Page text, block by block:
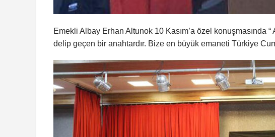
Emekli Albay Erhan Altunok 10 Kasım’a özel konuşmasında
delip geçen bir anahtardır. Bize en büyük emaneti Türkiye